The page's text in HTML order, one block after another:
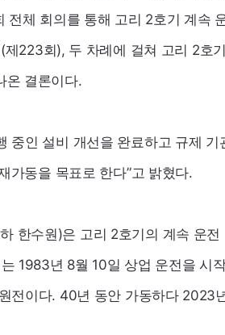
전체 회의를 통해 고리 2호기 계속
223회), 두 차례에 걸쳐 고리 2호
온 결론이다.
중인 설비 개선을 완료하고 규제
가동을 목표로 한다”고 밝혔다.
한수원)은 고리 2호기의 계속 운
1983년 8월 10일 상업 운전을 시
전이다. 40년 동안 가동하다 2023